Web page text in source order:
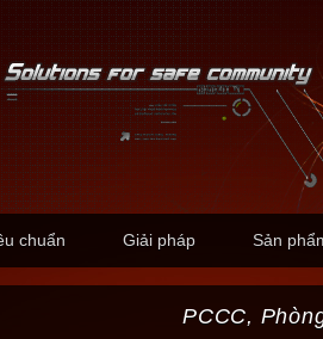
chuẩn Giải pháp Sản
PCCC,